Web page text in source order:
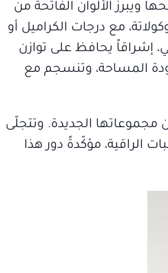
ويبرز الألوان الفاتحة من
مع درجات الكراميل أو
إشراقاً يحافظ على توازن
المساحة، وتنسجم مع
الجديدة. وتتجلّى
الراقية، مؤكّدةً دور هذا